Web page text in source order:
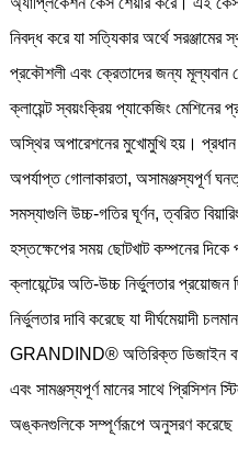
নিবদ্ধ করে যা সত্যিকার অর্থে সরঞ্জামের
প্রকৌশলী এবং ক্রেতাদের জন্য মূল্যবান
ক্লায়েন্ট স্বয়ংক্রিয় প্যাকেজিং
অস্থির অপারেশনের মুখোমুখি হয়। প্রধান
অপর্যাপ্ত গোলাকারতা, অসামঞ্জস্যপূর্ণ
সমস্যাগুলি উচ্চ-গতির ঘূর্ণন, ত্বরিত
হস্তক্ষেপের সময় ছোটখাট কম্পনের দিকে
ক্লায়েন্টের অতি-উচ্চ নির্ভুলতার
নির্ভুলতার দাবি করেছে যা দীর্ঘমেয়াদী
GRANDIND® অতিরিক্ত ডিজাইন বা
এবং সামঞ্জস্যপূর্ণ মানের সাথে প্রিসিশন
অঙ্কনগুলিকে সম্পূর্ণরূপে অনুসরণ